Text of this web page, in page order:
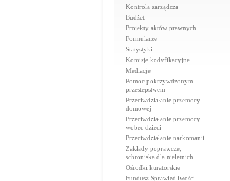
Kontrola zarządcza
Budżet
Projekty aktów prawnych
Formularze
Statystyki
Komisje kodyfikacyjne
Mediacje
Pomoc pokrzywdzonym
przestępstwem
Przeciwdziałanie przemocy
domowej
Przeciwdziałanie przemocy
wobec dzieci
Przeciwdziałanie narkomanii
Zakłady poprawcze,
schroniska dla nieletnich
Ośrodki kuratorskie
Fundusz Sprawiedliwości